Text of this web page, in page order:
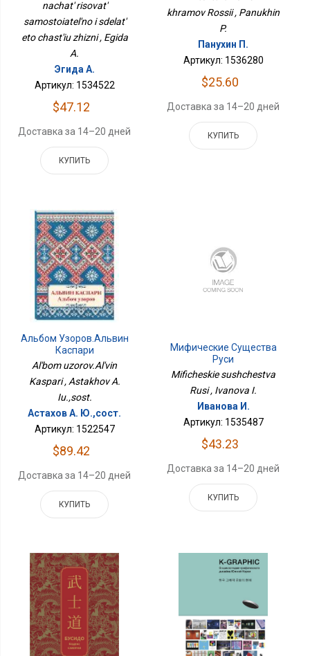
Жизни
nachat' risovat'
samostoiatel'no i sdelat'
eto chast'iu zhizni , Egida
A.
Эгида А.
Артикул: 1534522
$47.12
Доставка за 14–20 дней
КУПИТЬ
khramov Rossii , Panukhin
P.
Панухин П.
Артикул: 1536280
$25.60
Доставка за 14–20 дней
КУПИТЬ
Альбом Узоров.Альвин
Каспари
Al'bom uzorov.Al'vin
Kaspari , Astakhov A.
Iu.,sost.
Астахов А. Ю.,сост.
Артикул: 1522547
$89.42
Доставка за 14–20 дней
КУПИТЬ
Мифические Существа
Руси
Mificheskie sushchestva
Rusi , Ivanova I.
Иванова И.
Артикул: 1535487
$43.23
Доставка за 14–20 дней
КУПИТЬ